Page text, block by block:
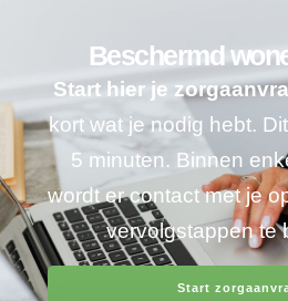
Beschermd
Start hier je
kort wat je nodig hebt.
5 minuten. Binnen
wordt er contact met je
vervolgstappen te
Start